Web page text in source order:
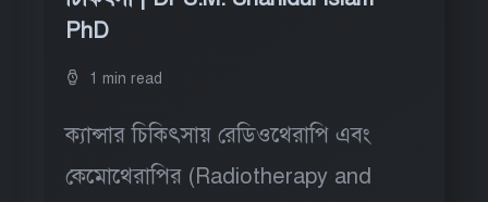
PhD
1 min read
ক্যান্সার চিকিৎসায় রেডিওথেরাপি এবং
কেমোথেরাপির (Radiotherapy and